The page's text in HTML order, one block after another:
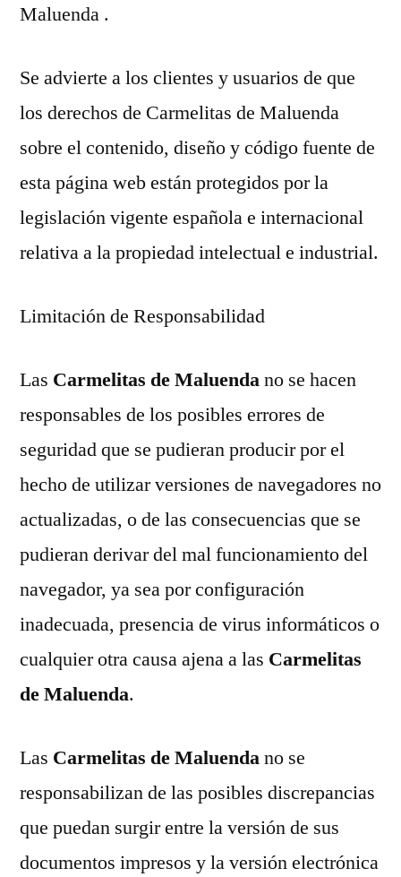
Maluenda .
Se advierte a los clientes y usuarios de que
los derechos de Carmelitas de Maluenda
sobre el contenido, diseño y código fuente de
esta página web están protegidos por la
legislación vigente española e internacional
relativa a la propiedad intelectual e industrial.
Limitación de Responsabilidad
Las Carmelitas de Maluendano se hacen
responsables de los posibles errores de
seguridad que se pudieran producir por el
hecho de utilizar versiones de navegadores no
actualizadas, o de las consecuencias que se
pudieran derivar del mal funcionamiento del
navegador, ya sea por configuración
inadecuada, presencia de virus informáticos o
cualquier otra causa ajena a las Carmelitas
de Maluenda.
Las Carmelitas de Maluendano se
responsabilizan de las posibles discrepancias
que puedan surgir entre la versión de sus
documentos impresos y la versión electrónica